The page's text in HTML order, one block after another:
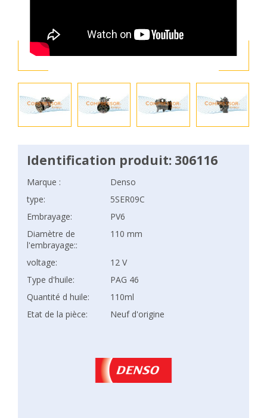
Identification produit: 306116
Marque :
Denso
type:
5SER09C
Embrayage:
PV6
Diamètre de
l'embrayage::
110 mm
voltage:
12 V
Type d'huile:
PAG 46
Quantité d huile:
110ml
Etat de la pièce:
Neuf d'origine